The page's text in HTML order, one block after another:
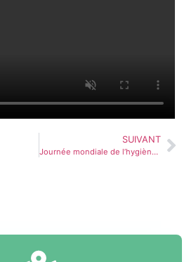
SUIVANT
Journée mondiale de l’hygiène des mains